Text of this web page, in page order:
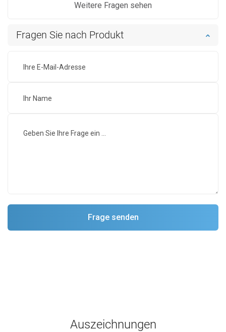
Weitere Fragen sehen
Fragen Sie nach Produkt
Auszeichnungen